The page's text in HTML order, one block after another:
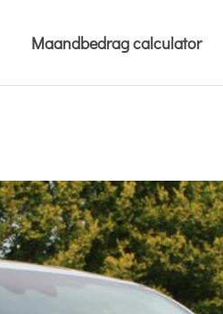
Maandbedrag calculator